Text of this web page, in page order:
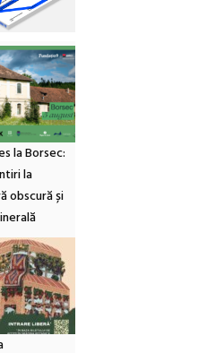
la Borsec:
la
obscură și